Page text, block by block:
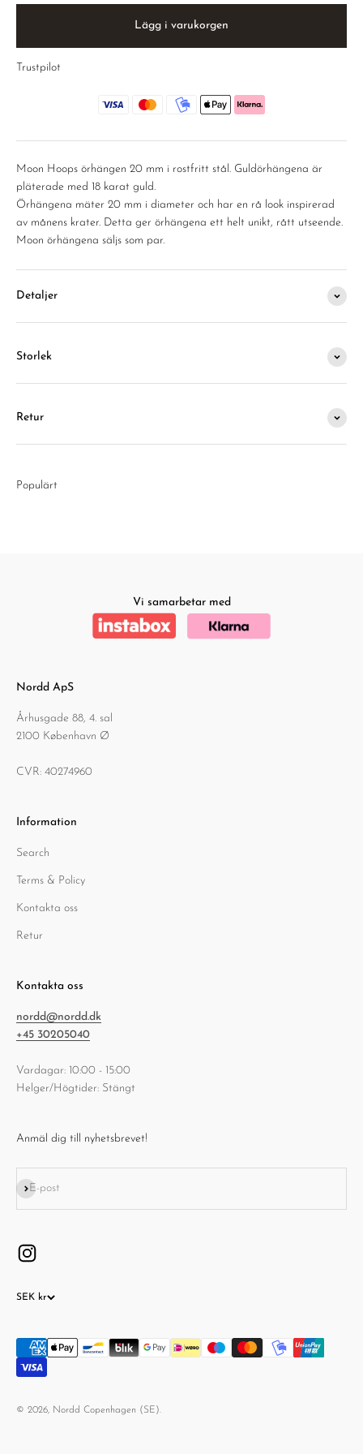
Lägg i varukorgen
Trustpilot
Moon Hoops örhängen 20 mm i rostfritt stål. Guldörhängena är
pläterade med 18 karat guld.
Örhängena mäter 20 mm i diameter och har en rå look inspirerad
av månens krater. Detta ger örhängena ett helt unikt, rått utseende.
Moon örhängena säljs som par.
Detaljer
Storlek
Retur
Populärt
Vi samarbetar med
Nordd ApS
Århusgade 88, 4. sal
2100 København Ø
CVR: 40274960
Information
Search
Terms & Policy
Kontakta oss
Retur
Kontakta oss
nordd@nordd.dk
+45 30205040
Vardagar: 10:00 - 15:00
Helger/Högtider: Stängt
Anmäl dig till nyhetsbrevet!
E-post
Prenumerera
SEK kr
© 2026, Nordd Copenhagen (SE).